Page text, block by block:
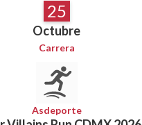
25
Octubre
Carrera
Asdeporte